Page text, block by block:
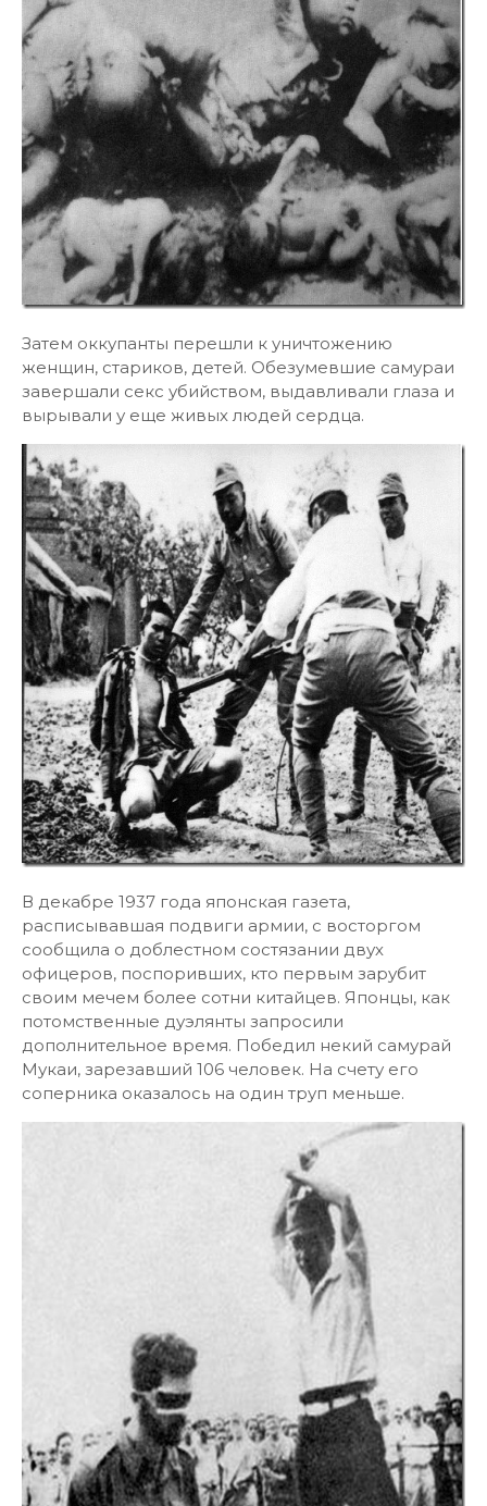
Затем оккупанты перешли к уничтожению
женщин, стариков, детей. Обезумевшие самураи
завершали секс убийством, выдавливали глаза и
вырывали у еще живых людей сердца.
В декабре 1937 года японская газета,
расписывавшая подвиги армии, с восторгом
сообщила о доблестном состязании двух
офицеров, поспоривших, кто первым зарубит
своим мечем более сотни китайцев. Японцы, как
потомственные дуэлянты запросили
дополнительное время. Победил некий самурай
Мукаи, зарезавший 106 человек. На счету его
соперника оказалось на один труп меньше.